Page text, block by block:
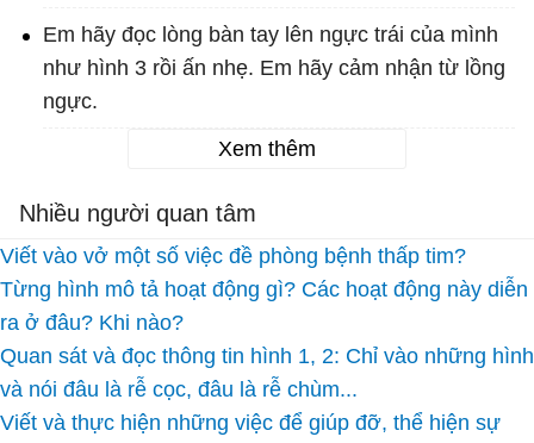
Em hãy đọc lòng bàn tay lên ngực trái của mình
như hình 3 rồi ấn nhẹ. Em hãy cảm nhận từ lồng
ngực.
Xem thêm
Nhiều người quan tâm
Viết vào vở một số việc đề phòng bệnh thấp tim?
Từng hình mô tả hoạt động gì? Các hoạt động này diễn
ra ở đâu? Khi nào?
Quan sát và đọc thông tin hình 1, 2: Chỉ vào những hình
và nói đâu là rễ cọc, đâu là rễ chùm...
Viết và thực hiện những việc để giúp đỡ, thể hiện sự